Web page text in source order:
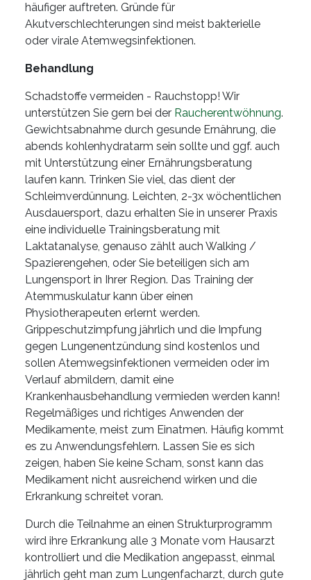
häufiger auftreten. Gründe für
Akutverschlechterungen sind meist bakterielle
oder virale Atemwegsinfektionen.
Behandlung
Schadstoffe vermeiden - Rauchstopp! Wir
unterstützen Sie gern bei der Raucherentwöhnung.
Gewichtsabnahme durch gesunde Ernährung, die
abends kohlenhydratarm sein sollte und ggf. auch
mit Unterstützung einer Ernährungsberatung
laufen kann. Trinken Sie viel, das dient der
Schleimverdünnung. Leichten, 2-3x wöchentlichen
Ausdauersport, dazu erhalten Sie in unserer Praxis
eine individuelle Trainingsberatung mit
Laktatanalyse, genauso zählt auch Walking /
Spazierengehen, oder Sie beteiligen sich am
Lungensport in Ihrer Region. Das Training der
Atemmuskulatur kann über einen
Physiotherapeuten erlernt werden.
Grippeschutzimpfung jährlich und die Impfung
gegen Lungenentzündung sind kostenlos und
sollen Atemwegsinfektionen vermeiden oder im
Verlauf abmildern, damit eine
Krankenhausbehandlung vermieden werden kann!
Regelmäßiges und richtiges Anwenden der
Medikamente, meist zum Einatmen. Häufig kommt
es zu Anwendungsfehlern. Lassen Sie es sich
zeigen, haben Sie keine Scham, sonst kann das
Medikament nicht ausreichend wirken und die
Erkrankung schreitet voran.
Durch die Teilnahme an einen Strukturprogramm
wird ihre Erkrankung alle 3 Monate vom Hausarzt
kontrolliert und die Medikation angepasst, einmal
jährlich geht man zum Lungenfacharzt, durch gute